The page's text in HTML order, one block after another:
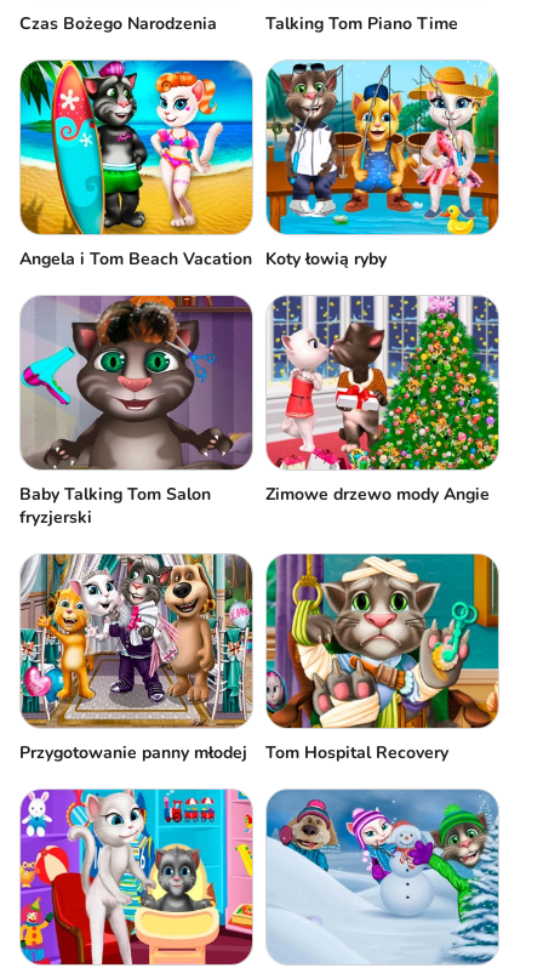
Czas Bożego Narodzenia Talking Tom Piano Time
Angela i Tom Beach Vacation Koty łowią ryby
Baby Talking Tom Salon
fryzjerski
Zimowe drzewo mody Angie
Przygotowanie panny młodej Tom Hospital Recovery